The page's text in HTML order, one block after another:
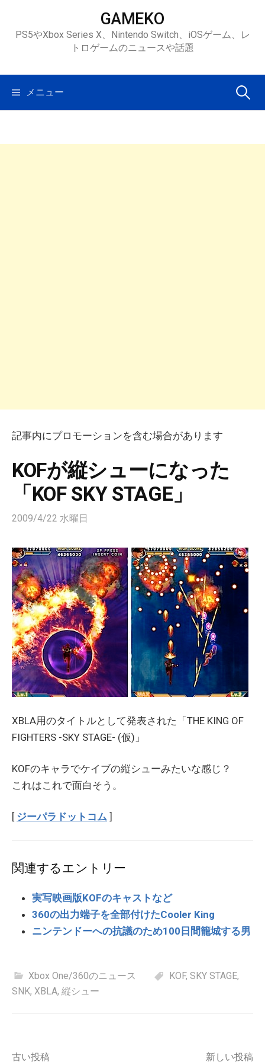
ツ
ス
GAMEKO
PS5やXbox Series X、Nintendo Switch、iOSゲーム、レ
トロゲームのニュースや話題
メニュー 検
記事内にプロモーションを含む場合があります
KOFが縦シューになった
「KOF SKY STAGE」
2009/4/22 水曜日
XBLA用のタイトルとして発表された「THE KING OF
FIGHTERS -SKY STAGE- (仮)」
KOFのキャラでケイブの縦シューみたいな感じ？
これはこれで面白そう。
[ ジーパラドットコム ]
関連するエントリー
実写映画版KOFのキャストなど
360の出力端子を全部付けたCooler King
ニンテンドーへの抗議のため100日間籠城する男
Xbox One/360のニュース KOF, SKY STAGE,
SNK, XBLA, 縦シュー
投
古い投稿 新しい投稿